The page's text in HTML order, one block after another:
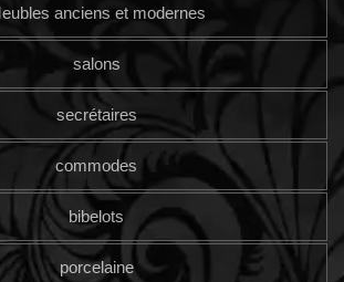
anciens et modernes
salons
secrétaires
commodes
bibelots
porcelaine